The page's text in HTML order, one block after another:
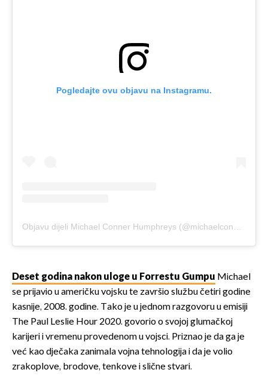
Pogledajte ovu objavu na Instagramu.
Objavu dijeli Michael Conner Humphreys (@michaelconnerhumphreys)
Deset godina nakon uloge u Forrestu Gumpu Michael
se prijavio u američku vojsku te završio službu četiri godine
kasnije, 2008. godine. Tako je u jednom razgovoru u emisiji
The Paul Leslie Hour 2020. govorio o svojoj glumačkoj
karijeri i vremenu provedenom u vojsci. Priznao je da ga je
već kao dječaka zanimala vojna tehnologija i da je volio
zrakoplove, brodove, tenkove i slične stvari.